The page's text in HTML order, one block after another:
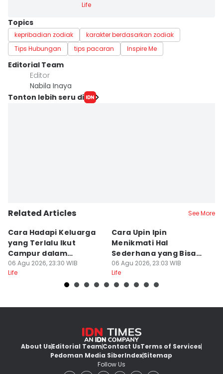
Life
Topics
kepribadian zodiak
karakter berdasarkan zodiak
Tips Hubungan
tips pacaran Inspire Me
Editorial Team
Editor
Nabila Inaya
Tonton lebih seru di
Related Articles See More
Cara Hadapi Keluarga
yang Terlalu Ikut
Campur dalam
Persiapan Nikah
06 Agu 2026, 23:30 WIB
Life
Cara Upin Ipin
Menikmati Hal
Sederhana yang Bisa
Ditiru oleh Gen Z
06 Agu 2026, 23:03 WIB
Life
About UsEditorial TeamContact UsTerms of Services
Pedoman Media SiberIndexSitemap
Follow Us